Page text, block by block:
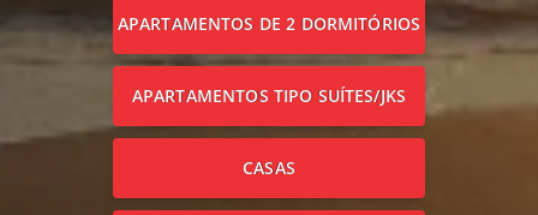
APARTAMENTOS DE 2 DORMITÓRIOS
APARTAMENTOS TIPO SUÍTES/JKS
CASAS